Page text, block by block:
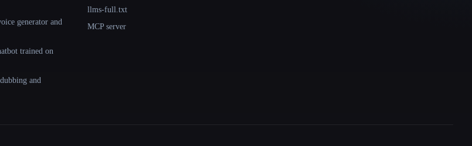
generator and
trained on
and
llms-full.txt
MCP server